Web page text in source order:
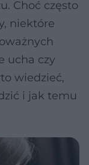
Choć często
niektóre
ucha czy
wiedzieć,
i jak temu